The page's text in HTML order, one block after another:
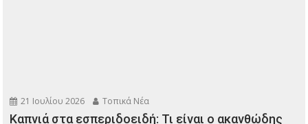
21 Ιουλίου 2026 Τοπικά Νέα
Καπνιά στα εσπεριδοειδή: Τι είναι ο ακανθώδης